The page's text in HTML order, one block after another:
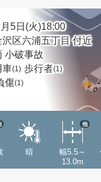
5日(火)18:00
区六浦五丁目 付近
小破事故
車(1) 歩行者(1)
傷(1)
晴
幅5.5～
13.0m
他